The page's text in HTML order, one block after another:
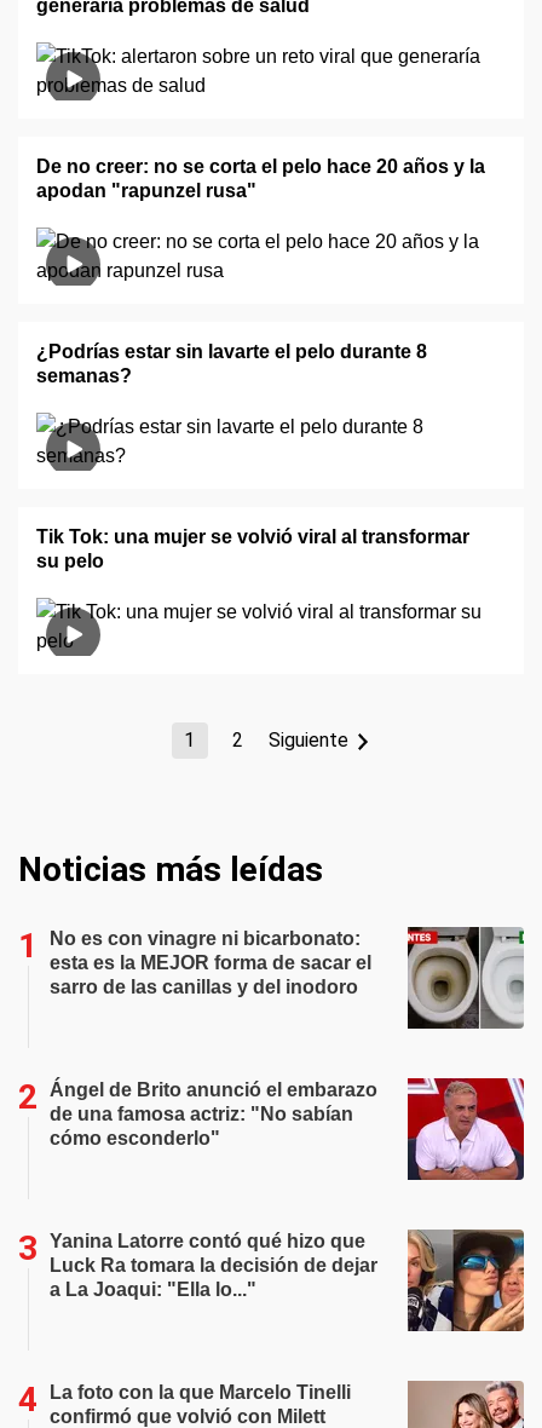
generaría problemas de salud
De no creer: no se corta el pelo hace 20 años y la
apodan "rapunzel rusa"
¿Podrías estar sin lavarte el pelo durante 8
semanas?
Tik Tok: una mujer se volvió viral al transformar
su pelo
1 2 Siguiente
Noticias más leídas
No es con vinagre ni bicarbonato:
esta es la MEJOR forma de sacar el
sarro de las canillas y del inodoro
Ángel de Brito anunció el embarazo
de una famosa actriz: "No sabían
cómo esconderlo"
Yanina Latorre contó qué hizo que
Luck Ra tomara la decisión de dejar
a La Joaqui: "Ella lo..."
La foto con la que Marcelo Tinelli
confirmó que volvió con Milett